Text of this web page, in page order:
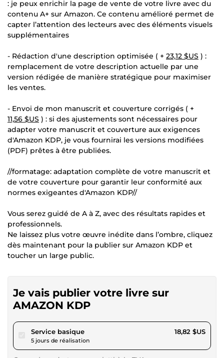
: je peux enrichir la page de vente de votre livre avec du
contenu A+ sur Amazon. Ce contenu amélioré permet de
capter l’attention des lecteurs avec des éléments visuels
supplémentaires
- Rédaction d'une description optimisée ( + 23,12 $US ) :
remplacement de votre description actuelle par une
version rédigée de manière stratégique pour maximiser
les ventes.
- Envoi de mon manuscrit et couverture corrigés ( +
11,56 $US ) : si des ajustements sont nécessaires pour
adapter votre manuscrit et couverture aux exigences
d'Amazon KDP, je vous fournirai les versions modifiées
(PDF) prêtes à être publiées.
//formatage: adaptation complète de votre manuscrit et
de votre couverture pour garantir leur conformité aux
normes exigeantes d'Amazon KDP//
Vous serez guidé de A à Z, avec des résultats rapides et
professionnels.
Ne laissez plus votre œuvre inédite dans l’ombre, cliquez
dès maintenant pour la publier sur Amazon KDP et
toucher un large public.
Je vais publier votre livre sur
AMAZON KDP
Service basiquepour 17,34 $US
5 jours de réalisation
18,82 $US